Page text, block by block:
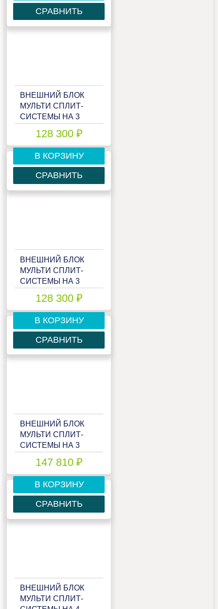
СРАВНИТЬ
ВНЕШНИЙ БЛОК
МУЛЬТИ СПЛИТ-
СИСТЕМЫ НА 3
EMAGIC FREE
MATCH LU-
3HE21FME2
128 300 ₽
В КОРЗИНУ
СРАВНИТЬ
ВНЕШНИЙ БЛОК
МУЛЬТИ СПЛИТ-
СИСТЕМЫ НА 3
EMAGIC FREE
MATCH LU-
3HE21FVE2
128 300 ₽
В КОРЗИНУ
СРАВНИТЬ
ВНЕШНИЙ БЛОК
МУЛЬТИ СПЛИТ-
СИСТЕМЫ НА 3
EMAGIC FREE
MATCH LU-
3HE27FVE2
147 810 ₽
В КОРЗИНУ
СРАВНИТЬ
ВНЕШНИЙ БЛОК
МУЛЬТИ СПЛИТ-